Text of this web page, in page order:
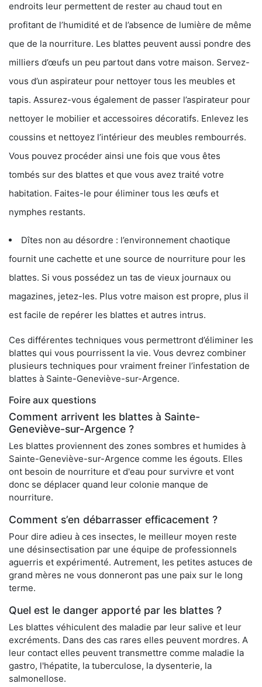
endroits leur permettent de rester au chaud tout en
profitant de l’humidité et de l’absence de lumière de même
que de la nourriture. Les blattes peuvent aussi pondre des
milliers d’œufs un peu partout dans votre maison. Servez-
vous d’un aspirateur pour nettoyer tous les meubles et
tapis. Assurez-vous également de passer l’aspirateur pour
nettoyer le mobilier et accessoires décoratifs. Enlevez les
coussins et nettoyez l’intérieur des meubles rembourrés.
Vous pouvez procéder ainsi une fois que vous êtes
tombés sur des blattes et que vous avez traité votre
habitation. Faites-le pour éliminer tous les œufs et
nymphes restants.
Dîtes non au désordre : l’environnement chaotique
fournit une cachette et une source de nourriture pour les
blattes. Si vous possédez un tas de vieux journaux ou
magazines, jetez-les. Plus votre maison est propre, plus il
est facile de repérer les blattes et autres intrus.
Ces différentes techniques vous permettront d’éliminer les
blattes qui vous pourrissent la vie. Vous devrez combiner
plusieurs techniques pour vraiment freiner l’infestation de
blattes à Sainte-Geneviève-sur-Argence.
Foire aux questions
Comment arrivent les blattes à Sainte-
Geneviève-sur-Argence ?
Les blattes proviennent des zones sombres et humides à
Sainte-Geneviève-sur-Argence comme les égouts. Elles
ont besoin de nourriture et d'eau pour survivre et vont
donc se déplacer quand leur colonie manque de
nourriture.
Comment s’en débarrasser efficacement ?
Pour dire adieu à ces insectes, le meilleur moyen reste
une désinsectisation par une équipe de professionnels
aguerris et expérimenté. Autrement, les petites astuces de
grand mères ne vous donneront pas une paix sur le long
terme.
Quel est le danger apporté par les blattes ?
Les blattes véhiculent des maladie par leur salive et leur
excréments. Dans des cas rares elles peuvent mordres. A
leur contact elles peuvent transmettre comme maladie la
gastro, l'hépatite, la tuberculose, la dysenterie, la
salmonellose.